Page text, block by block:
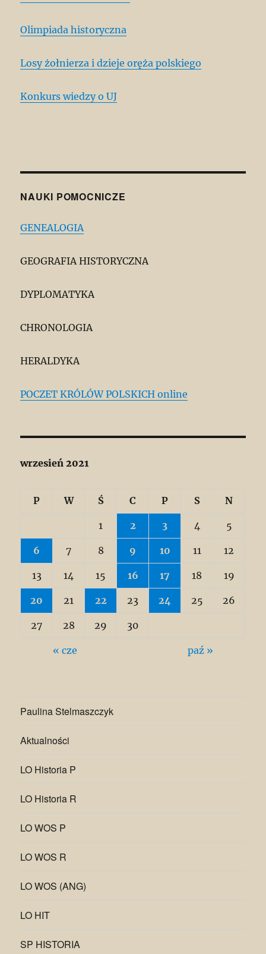
Olimpiada historyczna
Losy żołnierza i dzieje oręża polskiego
Konkurs wiedzy o UJ
NAUKI POMOCNICZE
GENEALOGIA
GEOGRAFIA HISTORYCZNA
DYPLOMATYKA
CHRONOLOGIA
HERALDYKA
POCZET KRÓLÓW POLSKICH online
wrzesień 2021
P W Ś C P S N
1 2 3 4 5
6 7 8 9 10 11 12
13 14 15 16 17 18 19
20 21 22 23 24 25 26
27 28 29 30
« cze paź »
Paulina Stelmaszczyk
Aktualności
LO Historia P
LO Historia R
LO WOS P
LO WOS R
LO WOS (ANG)
LO HIT
SP HISTORIA